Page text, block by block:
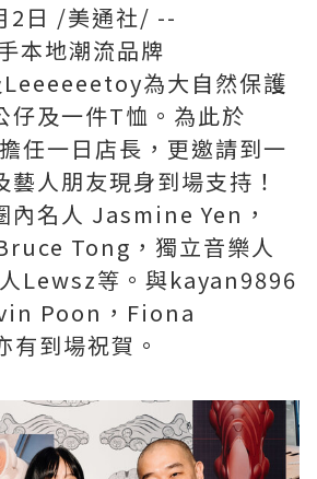
2日 /美通社/ --
本地潮流品牌
為大自然保護
仔及一件T恤。為此於
任一日店長，更邀請到一
人朋友現身到場支持！
內名人 Jasmine Yen，
Tong，獨立音樂人
Lewsz等。與kayan9896
Poon，Fiona
到場祝賀。